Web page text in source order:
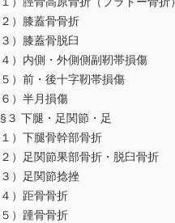
２）膝蓋骨骨折
３）膝蓋骨脱臼
４）内側・外側側副靭帯損傷
５）前・後十字靭帯損傷
６）半月損傷
§３ 下腿・足関節・足
１）下腿骨幹部骨折
２）足関節果部骨折・脱臼骨折
３）足関節捻挫
４）距骨骨折
５）踵骨骨折